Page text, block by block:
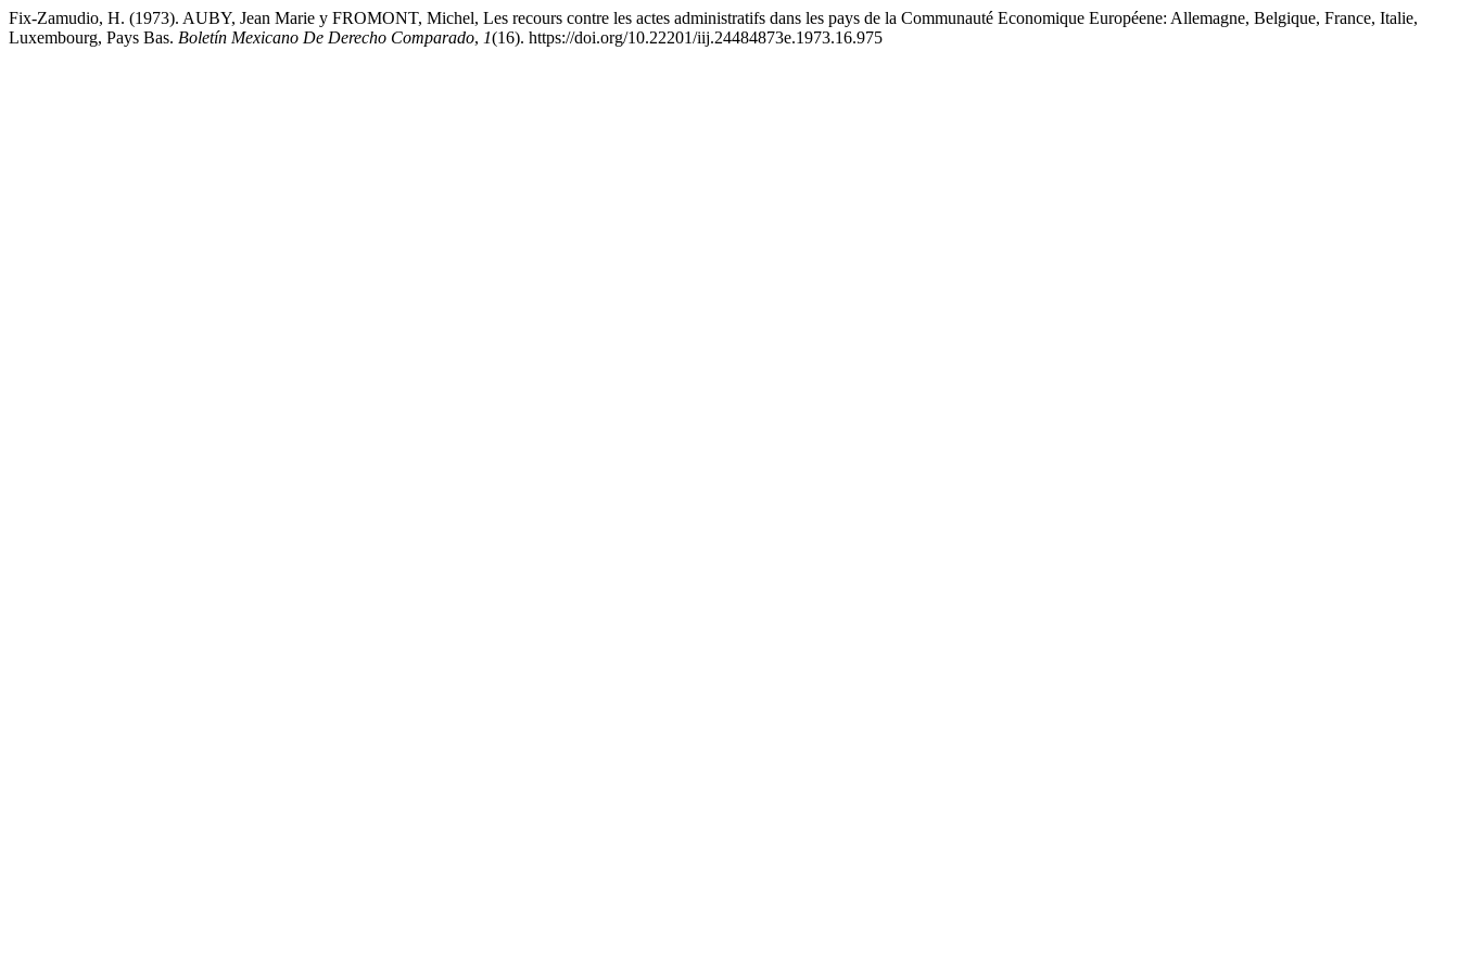
Fix-Zamudio, H. (1973). AUBY, Jean Marie y FROMONT, Michel, Les recours contre les actes administratifs dans les pays de la Communauté Economique Européene: Allemagne, Belgique, France, Italie,
Luxembourg, Pays Bas. Boletín Mexicano De Derecho Comparado, 1(16). https://doi.org/10.22201/iij.24484873e.1973.16.975